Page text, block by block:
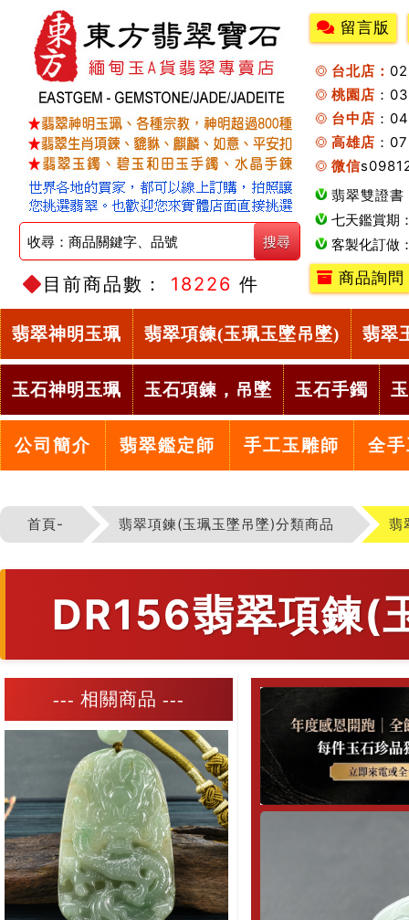
目前商品數： 18226 件
留言版
台北店：
桃園店 ：
台中店 ：
高雄店 ：
微信
翡翠雙證書
七天鑑賞期
客製化訂做
商品詢問
翡翠神明玉珮 翡翠項鍊(玉珮玉墜吊墜) 翡翠
玉石神明玉珮 玉石項鍊，吊墜 玉石手鐲
公司簡介 翡翠鑑定師 手工玉雕師 全
首頁- 翡翠項鍊(玉珮玉墜吊墜)分類商品 翡
DR156翡翠項鍊(
--- 相關商品 ---